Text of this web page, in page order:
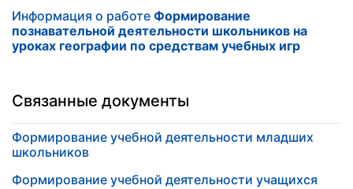
Информация о работе Формирование
познавательной деятельности школьников на
уроках географии по средствам учебных игр
Связанные документы
Формирование учебной деятельности младших
школьников
Формирование учебной деятельности учащихся